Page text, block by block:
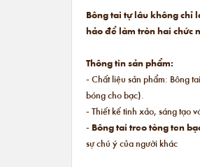
Bông tai tự lâu không chỉ
hảo để làm tròn hai chức
Thông tin sản phẩm:
- Chất liệu sản phẩm: Bông
bóng cho bạc).
- Thiết kế tinh xảo, sáng tạo
- Bông tai treo tòng ten
sự chú ý của người khác